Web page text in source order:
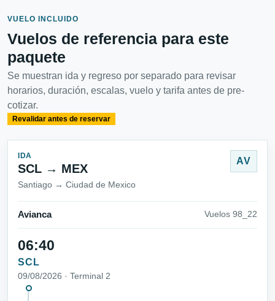
VUELO INCLUIDO
Vuelos de referencia para este
paquete
Se muestran ida y regreso por separado para revisar
horarios, duración, escalas, vuelo y tarifa antes de pre-
cotizar.
Revalidar antes de reservar
IDA
SCL → MEX
Santiago → Ciudad de Mexico
AV
Avianca Vuelos 98_22
06:40
SCL
09/08/2026 · Terminal 2